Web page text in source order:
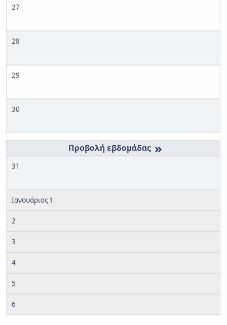
27
28
29
30
»
31
Ιανουάριος 1
2
3
4
5
6